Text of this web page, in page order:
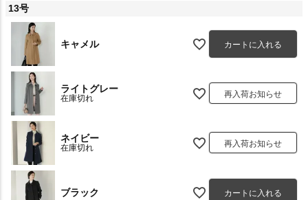
13号
キャメル カートに入れる
ライトグレー
在庫切れ 再入荷お知らせ
ネイビー
在庫切れ 再入荷お知らせ
ブラック カートに入れる